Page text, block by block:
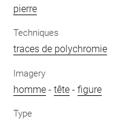
pierre
Techniques
traces de polychromie
Imagery
homme -tête -figure
Type